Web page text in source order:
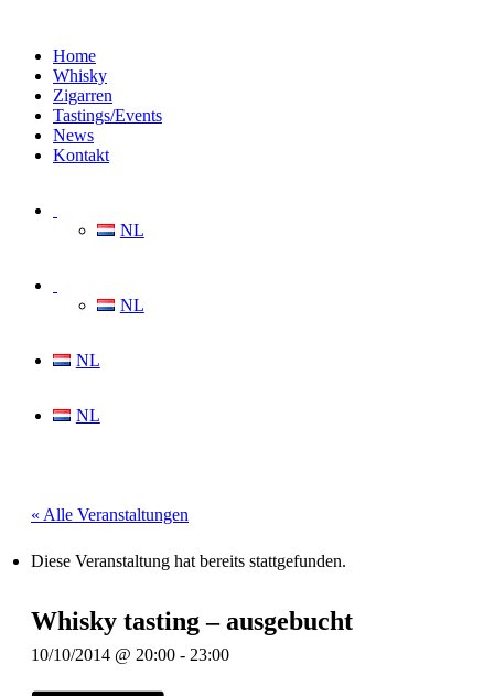
Home
Whisky
Zigarren
Tastings/Events
News
Kontakt
NL
NL
NL
NL
« Alle Veranstaltungen
Diese Veranstaltung hat bereits stattgefunden.
Whisky tasting – ausgebucht
10/10/2014 @ 20:00 - 23:00